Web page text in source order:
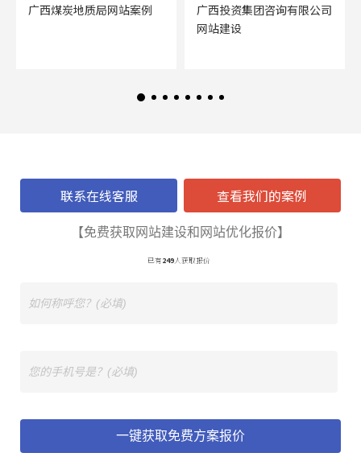
广西煤炭地质局网站案例
广西投资集团咨询有限公司
网站建设
联系在线客服 查看我们的案例
【免费获取网站建设和网站优化报价】
已有249人获取报价